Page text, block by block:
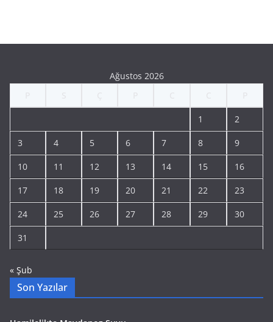
Ağustos 2026
1 2
3 4 5 6 7 8 9
10 11 12 13 14 15 16
17 18 19 20 21 22 23
24 25 26 27 28 29 30
31
« Şub
Son Yazılar